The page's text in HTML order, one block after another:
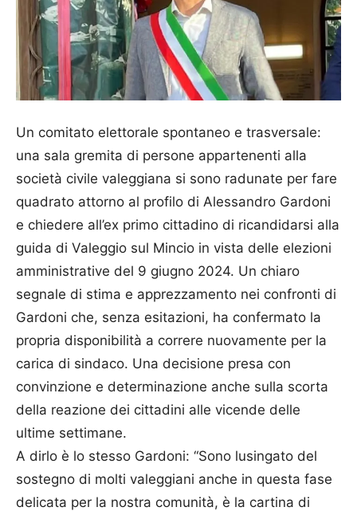
Un comitato elettorale spontaneo e trasversale:
una sala gremita di persone appartenenti alla
società civile valeggiana si sono radunate per fare
quadrato attorno al profilo di Alessandro Gardoni
e chiedere all’ex primo cittadino di ricandidarsi alla
guida di Valeggio sul Mincio in vista delle elezioni
amministrative del 9 giugno 2024. Un chiaro
segnale di stima e apprezzamento nei confronti di
Gardoni che, senza esitazioni, ha confermato la
propria disponibilità a correre nuovamente per la
carica di sindaco. Una decisione presa con
convinzione e determinazione anche sulla scorta
della reazione dei cittadini alle vicende delle
ultime settimane.
A dirlo è lo stesso Gardoni: “Sono lusingato del
sostegno di molti valeggiani anche in questa fase
delicata per la nostra comunità, è la cartina di